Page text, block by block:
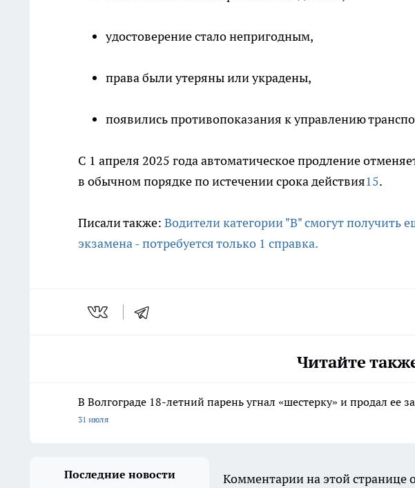
удостоверение стало непригодным,
права были утеряны или украдены,
появились противопоказания к управлению
С 1 апреля 2025 года автоматическое продление
в обычном порядке по истечении срока действия15.
Писали также: Водители категории "В" смогут получить
экзамена - потребуется только 1 справка.
Читайте
В Волгограде 18-летний парень угнал «шестерку» и продал ее
31 июля
Последние новости Комментарии на этой странице